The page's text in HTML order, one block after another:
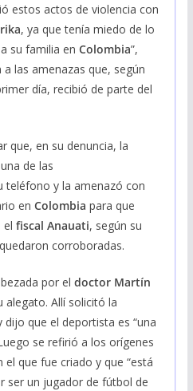
estos actos de violencia con
, ya que tenía miedo de lo
su familia en Colombia”,
las amenazas que, según
día, recibió de parte del
que, en su denuncia, la
de las
teléfono y la amenazó con
en Colombia para que
el fiscal Anauati, según su
corroboradas.
por el doctor Martín
alegato. Allí solicitó la
que el deportista es “una
se refirió a los orígenes
que fue criado y que “está
ser un jugador de fútbol de